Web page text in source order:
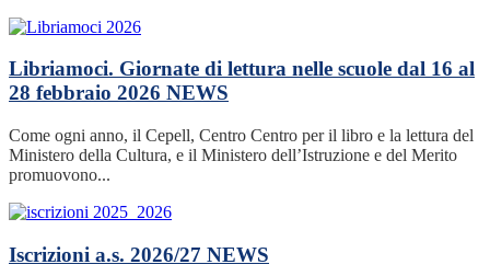
Libriamoci. Giornate di lettura nelle scuole dal 16 al
28 febbraio 2026 NEWS
Come ogni anno, il Cepell, Centro Centro per il libro e la lettura del
Ministero della Cultura, e il Ministero dell’Istruzione e del Merito
promuovono...
Iscrizioni a.s. 2026/27 NEWS